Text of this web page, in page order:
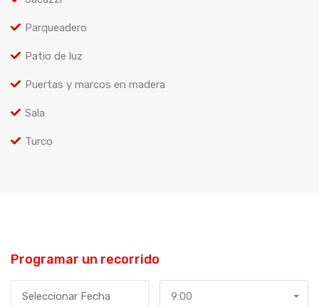
Parqueadero
Patio de luz
Puertas y marcos en madera
Sala
Turco
Programar un recorrido
9:00